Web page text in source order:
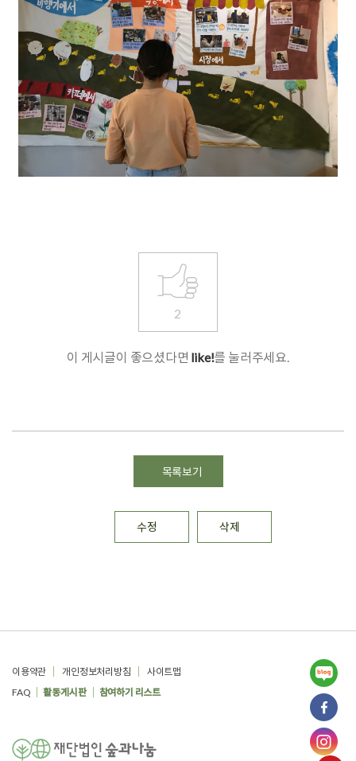
2
이 게시글이 좋으셨다면 like!를 눌러주세요.
목록보기
삭제
수정
이용약관 개인정보처리방침
사이트맵
FAQ
활동게시판 참여하기 리스트